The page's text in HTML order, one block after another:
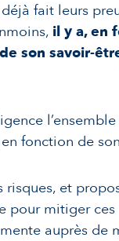
fait leurs
il y a, en
son savoir-
fonction de
risques, et
pour mitiger ces
auprès de